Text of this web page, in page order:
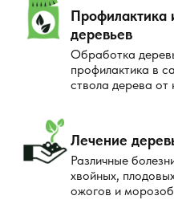
Профилактика
деревьев
Обработка
профилактика в
ствола дерева от
Лечение
Различные
хвойных,
ожогов и